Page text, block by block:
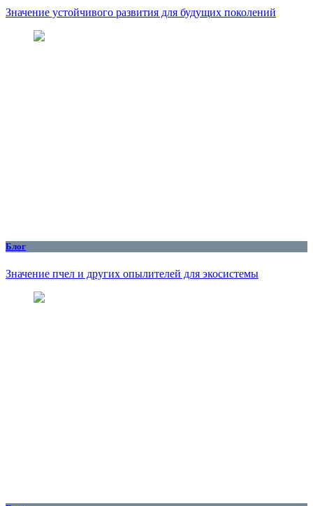
Значение устойчивого развития для будущих поколений
Блог
Значение пчел и других опылителей для экосистемы